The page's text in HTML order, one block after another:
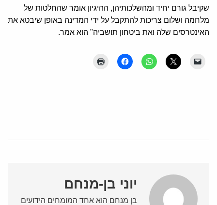
שקיבל גורם יחיד ומהשלכותיהן, ההיגיון אומר שהחלטות של
מלחמה ושלום צריכות להתקבל על ידי המדינה באופן שיבטא את
האינטרסים שלה ואת ביטחון תושביה" הוא אמר.
יוני בן-מנחם
בן מנחם הוא אחד המומחים הידועים